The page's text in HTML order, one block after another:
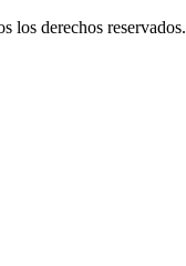
los derechos reservados.